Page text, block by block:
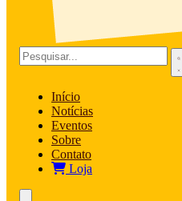
Início
Notícias
Eventos
Sobre
Contato
Loja